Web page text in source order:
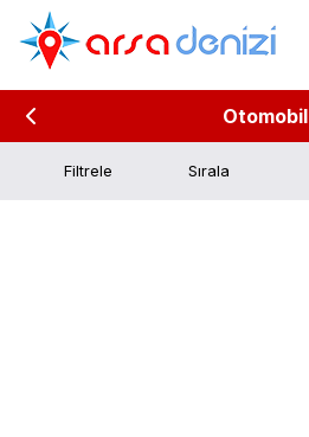
Otomobil
Filtrele